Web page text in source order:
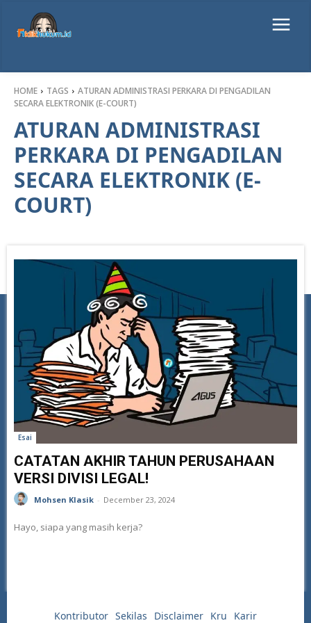
HOME TAGS
ATURAN ADMINISTRASI PERKARA DI PENGADILAN
SECARA ELEKTRONIK (E-COURT)
ATURAN ADMINISTRASI
PERKARA DI PENGADILAN
SECARA ELEKTRONIK (E-
COURT)
Esai
CATATAN AKHIR TAHUN PERUSAHAAN
VERSI DIVISI LEGAL!
Mohsen Klasik - December 23, 2024
Hayo, siapa yang masih kerja?
Kontributor Sekilas Disclaimer Kru Karir